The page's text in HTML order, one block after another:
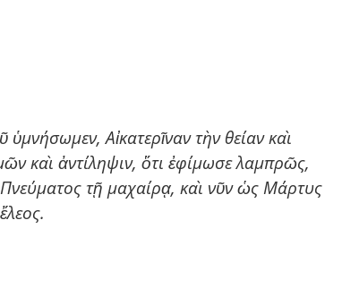
Αἰκατερῖναν τὴν θείαν καὶ
καὶ ἀντίληψιν, ὅτι ἐφίμωσε λαμπρῶς,
τῇ μαχαίρᾳ, καὶ νῦν ὡς Μάρτυς